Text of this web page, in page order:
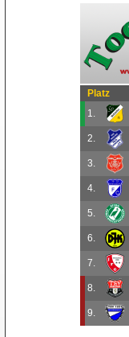
Platz
1.
2.
3.
4.
5.
6.
7.
8.
9.